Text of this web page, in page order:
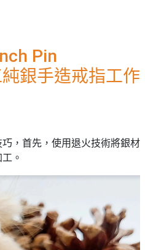
Pin
銀手造戒指工作
，首先，使用退火技術將銀材
。